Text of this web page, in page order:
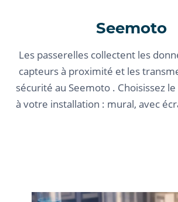
Seemoto
Les passerelles collectent les
capteurs à proximité et les
sécurité au Seemoto . Choisissez
à votre installation : mural, avec